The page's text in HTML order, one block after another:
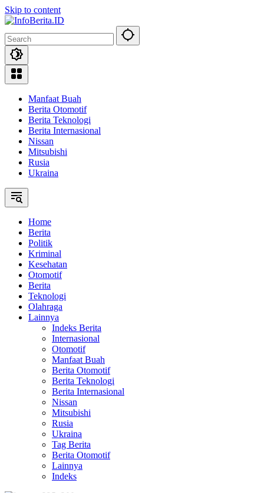
Skip to content
Manfaat Buah
Berita Otomotif
Berita Teknologi
Berita Internasional
Nissan
Mitsubishi
Rusia
Ukraina
Home
Berita
Politik
Kriminal
Kesehatan
Otomotif
Berita
Teknologi
Olahraga
Lainnya
Indeks Berita
Internasional
Otomotif
Manfaat Buah
Berita Otomotif
Berita Teknologi
Berita Internasional
Nissan
Mitsubishi
Rusia
Ukraina
Tag Berita
Berita Otomotif
Lainnya
Indeks